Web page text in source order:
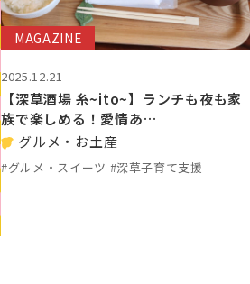
MAGAZINE
2025.12.21
【深草酒場 糸~ito~】ランチも夜も家
族で楽しめる！愛情あ…
グルメ・お土産
#グルメ・スイーツ #深草子育て支援